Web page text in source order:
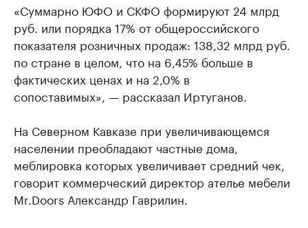
«Суммарно ЮФО и СКФО формируют 24 млрд
руб. или порядка 17% от общероссийского
показателя розничных продаж: 138,32 млрд руб.
по стране в целом, что на 6,45% больше в
фактических ценах и на 2,0% в
сопоставимых», — рассказал Иртуганов.
На Северном Кавказе при увеличивающемся
населении преобладают частные дома,
меблировка которых увеличивает средний чек,
говорит коммерческий директор ателье мебели
Mr.Doors Александр Гаврилин.